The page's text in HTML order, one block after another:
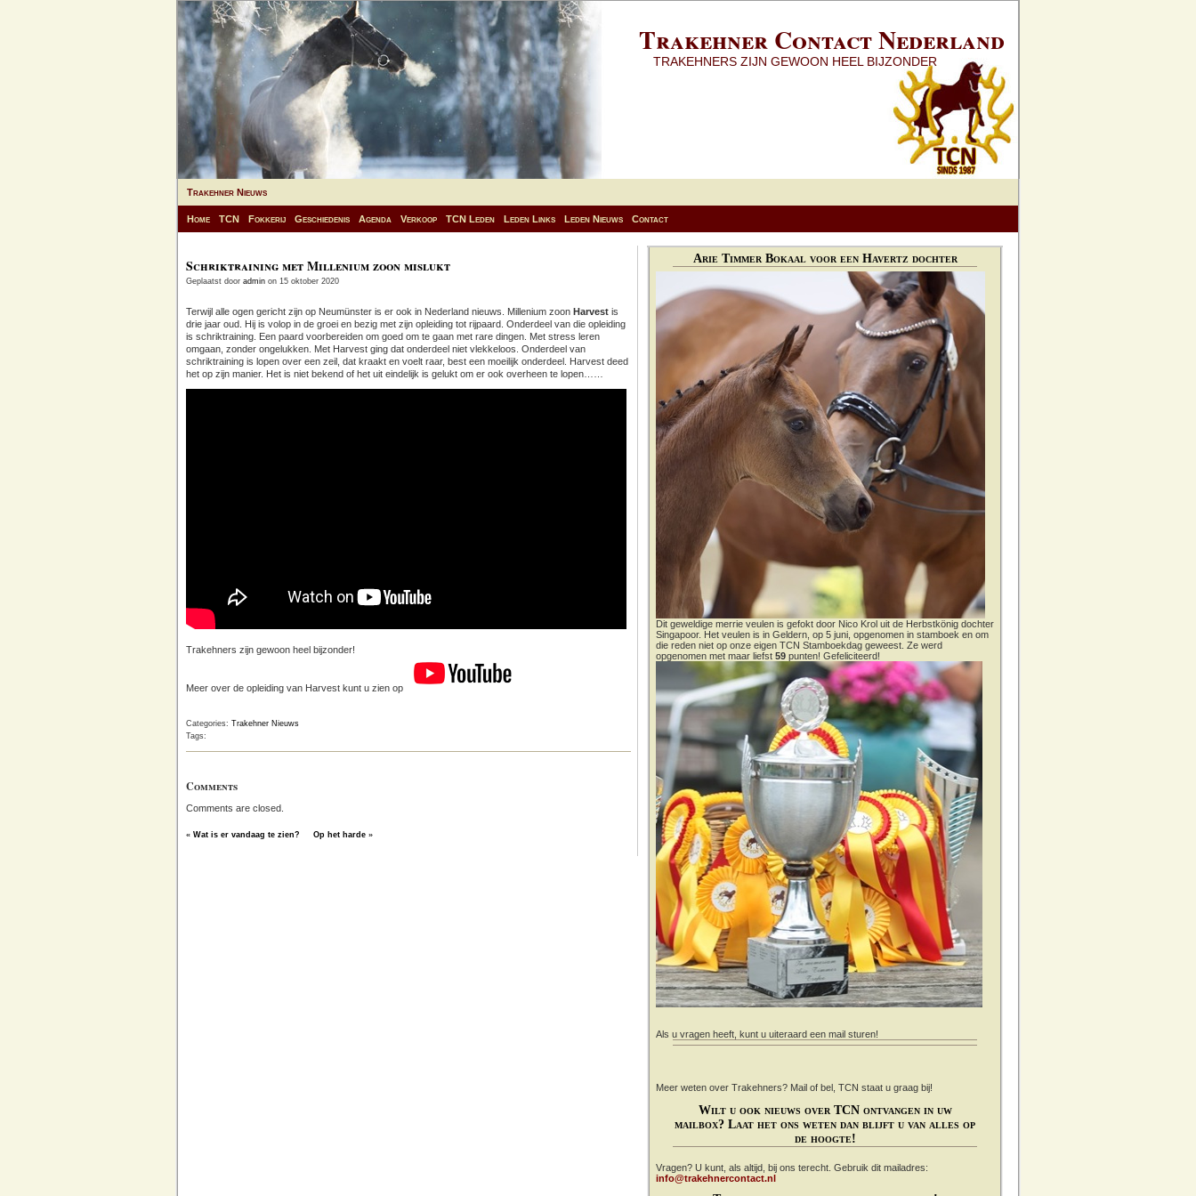
Trakehner Contact Nederland
TRAKEHNERS ZIJN GEWOON HEEL BIJZONDER
Trakehner Nieuws
Home TCN Fokkerij Geschiedenis Agenda Verkoop TCN Leden Leden Links Leden Nieuws Contact
Schriktraining met Millenium zoon mislukt
Geplaatst door admin on 15 oktober 2020
Terwijl alle ogen gericht zijn op Neumünster is er ook in Nederland nieuws. Millenium zoon Harvest is
drie jaar oud. Hij is volop in de groei en bezig met zijn opleiding tot rijpaard. Onderdeel van die opleiding
is schriktraining. Een paard voorbereiden om goed om te gaan met rare dingen. Met stress leren
omgaan, zonder ongelukken. Met Harvest ging dat onderdeel niet vlekkeloos. Onderdeel van
schriktraining is lopen over een zeil, dat kraakt en voelt raar, best een moeilijk onderdeel. Harvest deed
het op zijn manier. Het is niet bekend of het uit eindelijk is gelukt om er ook overheen te lopen……
Trakehners zijn gewoon heel bijzonder!
Meer over de opleiding van Harvest kunt u zien op
Categories: Trakehner Nieuws
Tags:
Comments
Comments are closed.
« Wat is er vandaag te zien? Op het harde »
Arie Timmer Bokaal voor een Havertz dochter
Dit geweldige merrie veulen is gefokt door Nico Krol uit de Herbstkönig dochter
Singapoor. Het veulen is in Geldern, op 5 juni, opgenomen in stamboek en om
die reden niet op onze eigen TCN Stamboekdag geweest. Ze werd
opgenomen met maar liefst 59 punten! Gefeliciteerd!
Als u vragen heeft, kunt u uiteraard een mail sturen!
Meer weten over Trakehners? Mail of bel, TCN staat u graag bij!
Wilt u ook nieuws over TCN ontvangen in uw
mailbox? Laat het ons weten dan blijft u van alles op
de hoogte!
Vragen? U kunt, als altijd, bij ons terecht. Gebruik dit mailadres:
info@trakehnercontact.nl